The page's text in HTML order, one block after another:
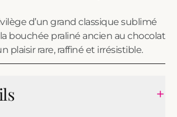
d’un grand classique sublimé
la bouchée praliné ancien au chocolat
plaisir rare, raffiné et irrésistible.